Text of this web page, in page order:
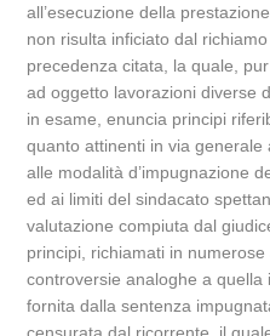
all’esecuzione della
non risulta inficiato dal
precedenza citata, la quale,
ad oggetto lavorazioni diverse
in esame, enuncia principi
quanto attinenti in via generale
alle modalità d’impugnazione
ed ai limiti del sindacato
valutazione compiuta dal
principi, richiamati in
controversie analoghe a quella
fornita dalla sentenza